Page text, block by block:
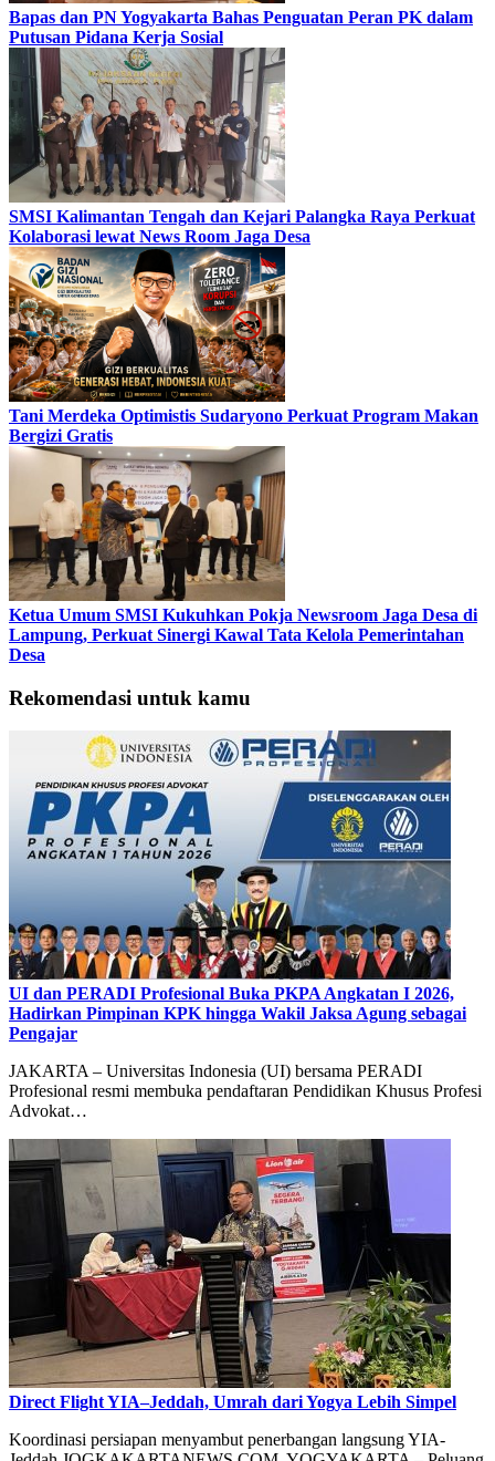
Bapas dan PN Yogyakarta Bahas Penguatan Peran PK dalam
Putusan Pidana Kerja Sosial
SMSI Kalimantan Tengah dan Kejari Palangka Raya Perkuat
Kolaborasi lewat News Room Jaga Desa
Tani Merdeka Optimistis Sudaryono Perkuat Program Makan
Bergizi Gratis
Ketua Umum SMSI Kukuhkan Pokja Newsroom Jaga Desa di
Lampung, Perkuat Sinergi Kawal Tata Kelola Pemerintahan
Desa
Rekomendasi untuk kamu
UI dan PERADI Profesional Buka PKPA Angkatan I 2026,
Hadirkan Pimpinan KPK hingga Wakil Jaksa Agung sebagai
Pengajar
JAKARTA – Universitas Indonesia (UI) bersama PERADI
Profesional resmi membuka pendaftaran Pendidikan Khusus Profesi
Advokat…
Direct Flight YIA–Jeddah, Umrah dari Yogya Lebih Simpel
Koordinasi persiapan menyambut penerbangan langsung YIA-